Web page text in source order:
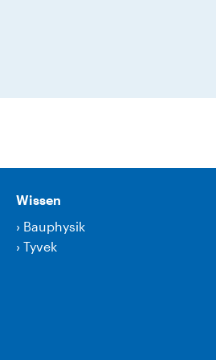
Wissen
› Bauphysik
› Tyvek